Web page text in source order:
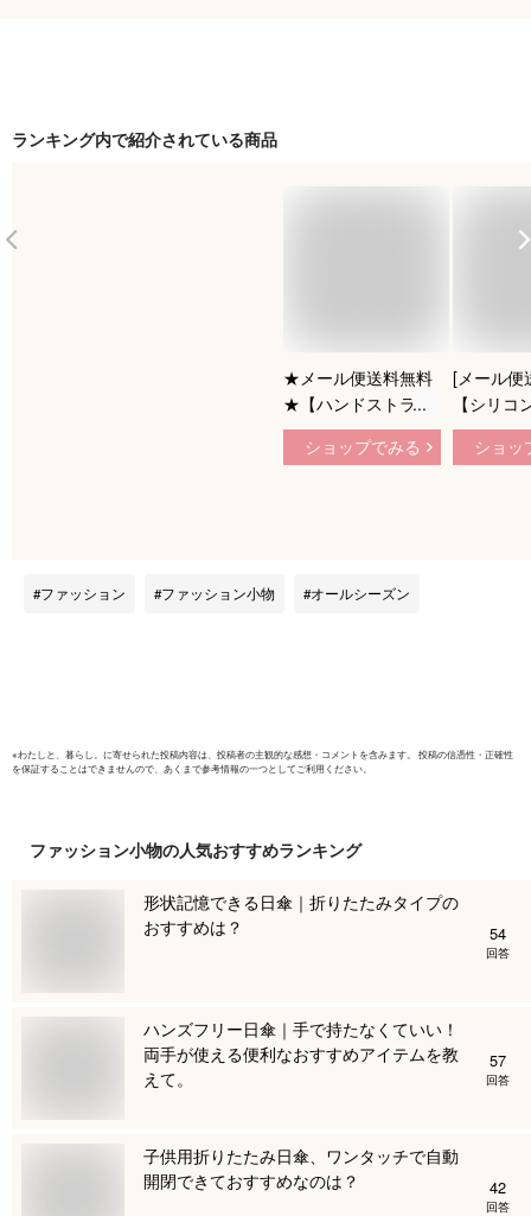
ランキング内で紹介されている商品
★メール便送料無料
★【ハンドストラッ
プ スマホ 手首 シリ
コン スマホショルダ
ラップ ストラップホ
ショップでみる
[メール便
【シリコ
首 スマホ
プ ホル
ショッ
ファッション ファッション小物 オールシーズン
※わたしと、暮らし。 に寄せられた投稿内容は、投稿者の主観的な感想・コメントを含みます。 投稿の信憑性・正確性
を保証することはできませんので、あくまで参考情報の一つとしてご利用ください。
ファッション小物の人気おすすめランキング
形状記憶できる日傘｜折りたたみタイプの
おすすめは？
54
回答
ハンズフリー日傘｜手で持たなくていい！
両手が使える便利なおすすめアイテムを教
えて。
57
回答
子供用折りたたみ日傘、ワンタッチで自動
開閉できておすすめなのは？
42
回答